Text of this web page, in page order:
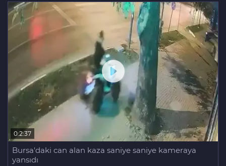
Aziz Yıldırım’ın kızına yönelik
paylaşım yapan şahsa ‘ev hapsi’
0:2:37
Bursa'daki can alan kaza saniye saniye kameraya
yansıdı